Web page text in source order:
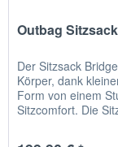
Outbag
Der Sitzsack
Körper, dank
Form von einem
Sitzcomfort. Die